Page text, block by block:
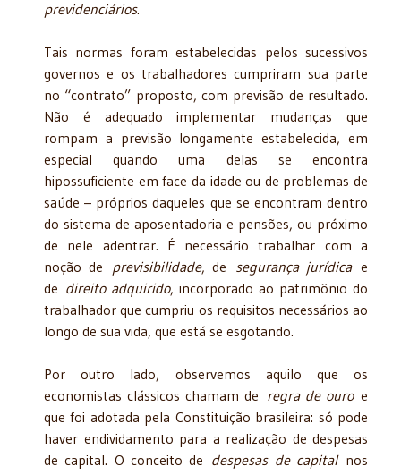
previdenciários.
Tais normas foram estabelecidas pelos sucessivos
governos e os trabalhadores cumpriram sua parte
no “contrato” proposto, com previsão de resultado.
Não é adequado implementar mudanças que
rompam a previsão longamente estabelecida, em
especial quando uma delas se encontra
hipossuficiente em face da idade ou de problemas de
saúde – próprios daqueles que se encontram dentro
do sistema de aposentadoria e pensões, ou próximo
de nele adentrar. É necessário trabalhar com a
noção de previsibilidade, de segurança jurídicae
de direito adquirido, incorporado ao patrimônio do
trabalhador que cumpriu os requisitos necessários ao
longo de sua vida, que está se esgotando.
Por outro lado, observemos aquilo que os
economistas clássicos chamam de regra de ouroe
que foi adotada pela Constituição brasileira: só pode
haver endividamento para a realização de despesas
de capital. O conceito de despesas de capitalnos